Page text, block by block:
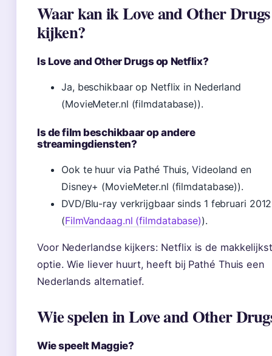
Waar kan ik Love and Other Drugs
kijken?
Is Love and Other Drugs op Netflix?
Ja, beschikbaar op Netflix in Nederland
(MovieMeter.nl (filmdatabase)).
Is de film beschikbaar op andere
streamingdiensten?
Ook te huur via Pathé Thuis, Videoland en
Disney+ (MovieMeter.nl (filmdatabase)).
DVD/Blu-ray verkrijgbaar sinds 1 februari 2012
(FilmVandaag.nl (filmdatabase)).
Voor Nederlandse kijkers: Netflix is de
optie. Wie liever huurt, heeft bij Pathé Thuis een
Nederlands alternatief.
Wie spelen in Love and Other
Wie speelt Maggie?